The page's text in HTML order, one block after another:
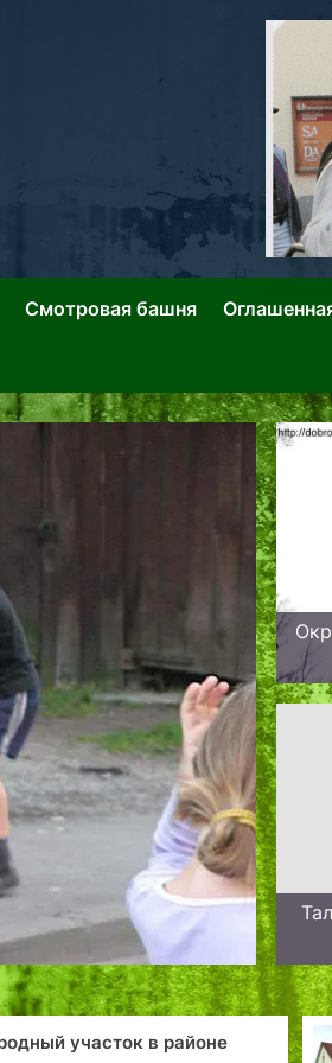
Переулки Городских
Смотровая башня
участок в районе